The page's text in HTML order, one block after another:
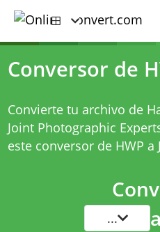
Conversor de
Convierte tu archivo de
Joint Photographic
este conversor de HWP a
... a